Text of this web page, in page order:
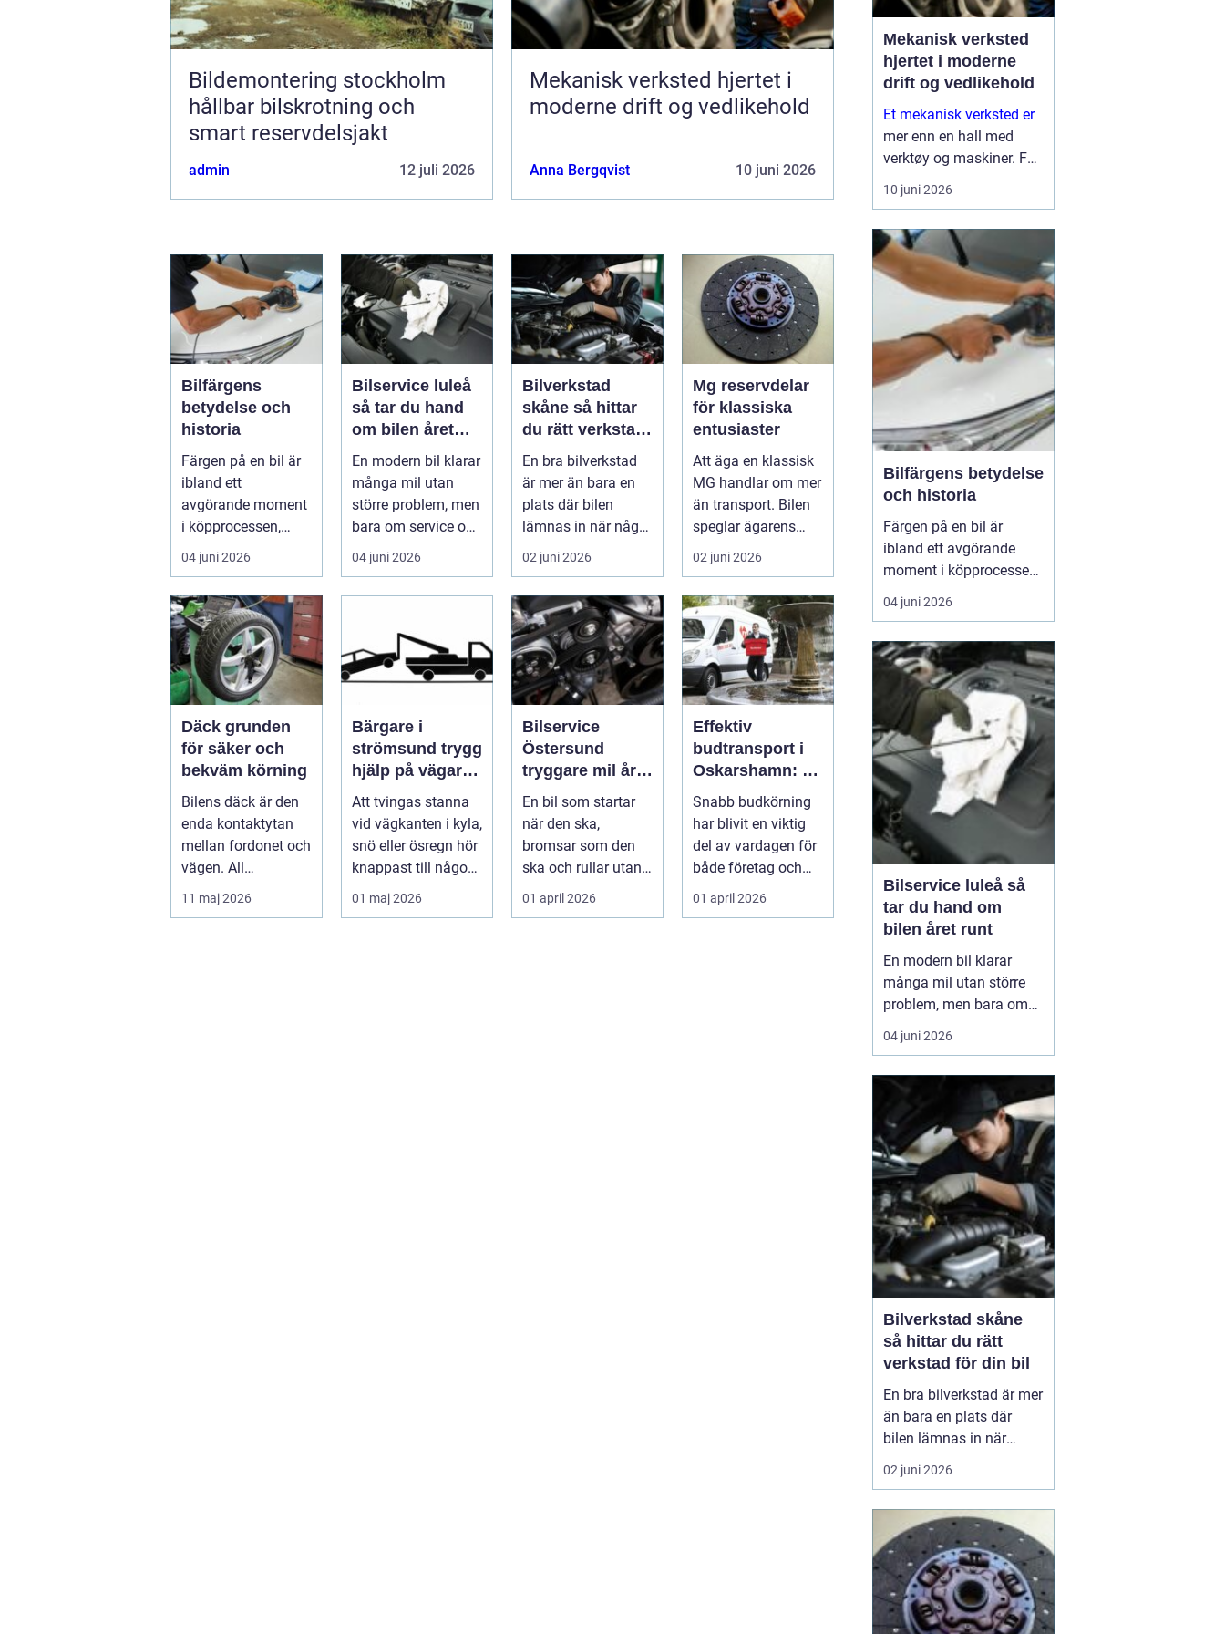
Bildemontering stockholm
hållbar bilskrotning och
smart reservdelsjakt
admin 12 juli 2026
Mekanisk verksted hjertet i
moderne drift og vedlikehold
Anna Bergqvist 10 juni 2026
Bilfärgens
betydelse och
historia
Färgen på en bil är
ibland ett
avgörande moment
i köpprocessen,
men det ha...
04 juni 2026
Bilservice luleå
så tar du hand
om bilen året
runt
En modern bil klarar
många mil utan
större problem, men
bara om service och
underhåll sköts i tid.
04 juni 2026
Bilverkstad
skåne så hittar
du rätt verkstad
för din bil
En bra bilverkstad
är mer än bara en
plats där bilen
lämnas in när något
går sönder. För
många biläg...
02 juni 2026
Mg reservdelar
för klassiska
entusiaster
Att äga en klassisk
MG handlar om mer
än transport. Bilen
speglar ägarens
intresse för teknik,
histo...
02 juni 2026
Däck grunden
för säker och
bekväm körning
Bilens däck är den
enda kontaktytan
mellan fordonet och
vägen. All
bromskraft, styrning
och accelera...
11 maj 2026
Bärgare i
strömsund trygg
hjälp på vägarna
året runt
Att tvingas stanna
vid vägkanten i kyla,
snö eller ösregn hör
knappast till någon
bilägares
drömscen...
01 maj 2026
Bilservice
Östersund
tryggare mil året
runt
En bil som startar
när den ska,
bromsar som den
ska och rullar utan
konstiga ljud är
ingen självklar...
01 april 2026
Effektiv
budtransport i
Oskarshamn: Så
väljer företag
och
privatpersoner
rätt lösning
Snabb budkörning
har blivit en viktig
del av vardagen för
både företag och
01 april 2026
Mekanisk verksted
hjertet i moderne
drift og vedlikehold
Et mekanisk verksted er
mer enn en hall med
verktøy og maskiner. For
mange bedrifter er
verkstedet selve
gjør at produksjon,
anleggsdrift og transport
ikke stopper opp. Her k...
10 juni 2026
Bilfärgens betydelse
och historia
Färgen på en bil är
ibland ett avgörande
moment i köpprocessen,
men det handlar om mer
än bara estetik. Bilfärg
vetenskap och konst,
med en lång historia där
varje kulör b&...
04 juni 2026
Bilservice luleå så
tar du hand om
bilen året runt
En modern bil klarar
många mil utan större
problem, men bara om
service och underhåll
sköts i tid. I ett klimat
kalla vintrar, saltade
vägar och snabba
skiftningar i temperatur,
ställs bilen inför extra
hårda påfrestningar.
Därfö...
04 juni 2026
Bilverkstad skåne
så hittar du rätt
verkstad för din bil
En bra bilverkstad är mer
än bara en plats där
bilen lämnas in när
något går sönder. För
många bilägare i Skåne
verkstad om trygghet,
vardagslogistik och i
längden också om
ekonomi. En bil som
servas regelbundet håller
02 juni 2026